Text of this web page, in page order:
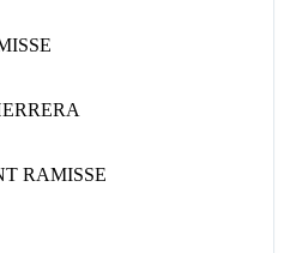
RAMISSE